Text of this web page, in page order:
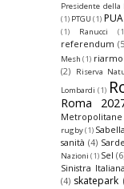
Presidente della
(1) PTGU (1) PUA
(1)
Ranucci
referendum
Mesh (1) riarmo
(2)
Riserva
Lombardi (1)
Roma
Metropolitane
rugby(1) Sabella
sanità (4)
Nazioni (1) Sel
Sinistra Italiana
(4) skatepark